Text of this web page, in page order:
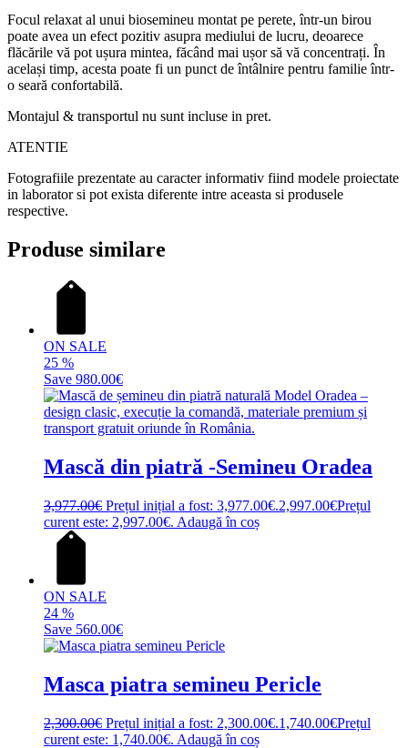
Focul relaxat al unui biosemineu montat pe perete, într-un birou
poate avea un efect pozitiv asupra mediului de lucru, deoarece
flăcările vă pot ușura mintea, făcând mai ușor să vă concentrați. În
același timp, acesta poate fi un punct de întâlnire pentru familie într-
o seară confortabilă.
Montajul & transportul nu sunt incluse in pret.
ATENTIE
Fotografiile prezentate au caracter informativ fiind modele proiectate
in laborator si pot exista diferente intre aceasta si produsele
respective.
Produse similare
ON SALE
25 %
Save 980.00€
Mască din piatră -Semineu Oradea
3,977.00€ Prețul inițial a fost: 3,977.00€.2,997.00€Prețul
curent este: 2,997.00€. Adaugă în coș
ON SALE
24 %
Save 560.00€
Masca piatra semineu Pericle
2,300.00€ Prețul inițial a fost: 2,300.00€.1,740.00€Prețul
curent este: 1,740.00€. Adaugă în coș